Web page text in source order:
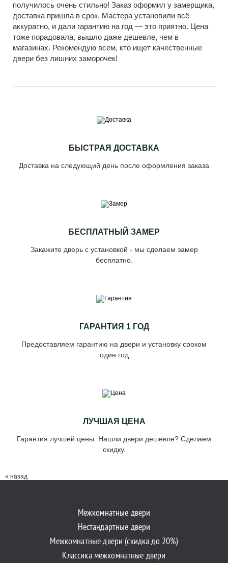
получилось очень стильно! Заказ оформил у замерщика,
доставка пришла в срок. Мастера установили всё
аккуратно, и дали гарантию на год — это приятно. Цена
тоже порадовала, вышло даже дешевле, чем в
магазинах. Рекомендую всем, кто ищет качественные
двери без лишних заморочек!
БЫСТРАЯ ДОСТАВКА
Доставка на следующий день после оформления заказа
БЕСПЛАТНЫЙ ЗАМЕР
Закажите дверь с установкой - мы сделаем замер
бесплатно.
ГАРАНТИЯ 1 ГОД
Предоставляем гарантию на двери и установку сроком
один год
ЛУЧШАЯ ЦЕНА
Гарантия лучшей цены. Нашли двери дешевле? Сделаем
скидку.
« назад
Межкомнатные двери
Нестандартные двери
Межкомнатные двери (скидка до 20%)
Классика межкомнатные двери